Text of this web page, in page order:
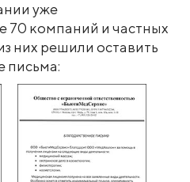
уже
70 компаний и частных
них решили оставить
письма: